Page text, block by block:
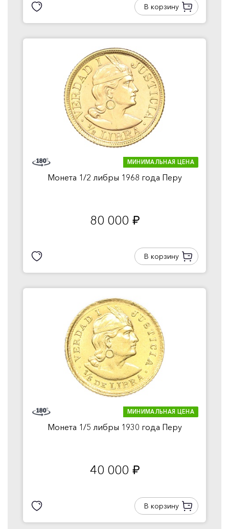
В корзину
МИНИМАЛЬНАЯ ЦЕНА
Монета 1/2 либры 1968 года Перу
80 000 руб.
В корзину
МИНИМАЛЬНАЯ ЦЕНА
Монета 1/5 либры 1930 года Перу
40 000 руб.
В корзину